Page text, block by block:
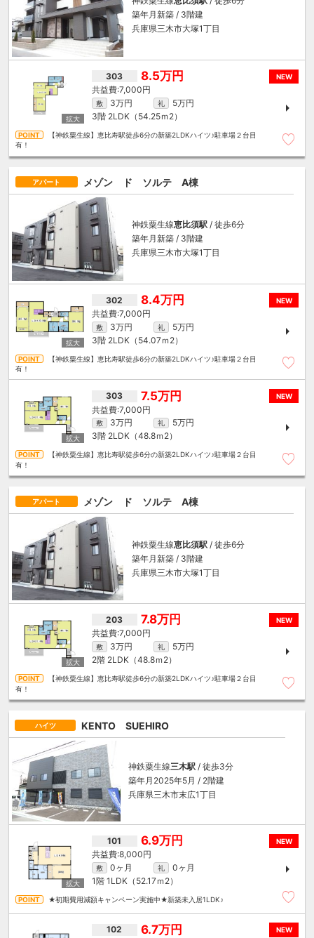
築年月新築 / 3階建
兵庫県三木市大塚1丁目
NEW
303 8.5万円
7,000円
敷 3万円 礼
5万円
3階 2LDK（54.25ｍ 2）
【神鉄粟生線】恵比寿駅徒歩6分の新築2LDKハイツ♪駐車場２台目
有！
アパート メゾン ド ソルテ A棟
神鉄粟生線恵比須駅 / 徒歩6分
築年月新築 / 3階建
兵庫県三木市大塚1丁目
NEW
302 8.4万円
7,000円
敷 3万円 礼
5万円
3階 2LDK（54.07ｍ 2）
【神鉄粟生線】恵比寿駅徒歩6分の新築2LDKハイツ♪駐車場２台目
有！
NEW
303 7.5万円
7,000円
敷 3万円 礼
5万円
3階 2LDK（48.8ｍ 2）
【神鉄粟生線】恵比寿駅徒歩6分の新築2LDKハイツ♪駐車場２台目
有！
アパート メゾン ド ソルテ A棟
神鉄粟生線恵比須駅 / 徒歩6分
築年月新築 / 3階建
兵庫県三木市大塚1丁目
NEW
203 7.8万円
7,000円
敷 3万円 礼
5万円
2階 2LDK（48.8ｍ 2）
【神鉄粟生線】恵比寿駅徒歩6分の新築2LDKハイツ♪駐車場２台目
有！
ハイツ KENTO SUEHIRO
神鉄粟生線三木駅 / 徒歩3分
築年月2025年5月 / 2階建
兵庫県三木市末広1丁目
NEW
101 6.9万円
8,000円
敷 0ヶ月 礼
0ヶ月
1階 1LDK（52.17ｍ 2）
★初期費用減額キャンペーン実施中★新築未入居1LDK♪
NEW
102 6.7万円